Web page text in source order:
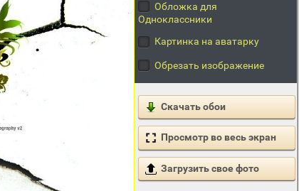
Обложка для
Одноклассники
Картинка на аватарку
Обрезать изображение
Скачать обои
Просмотр во весь экран
Загрузить свое фото